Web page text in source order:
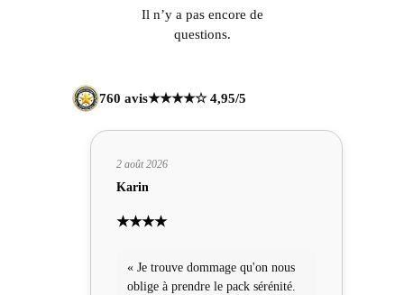
Il n’y a pas encore de
questions.
760 avis★★★★☆ 4,95/5
2 août 2026
Karin
★★★★
« Je trouve dommage qu'on nous
oblige à prendre le pack sérénité.